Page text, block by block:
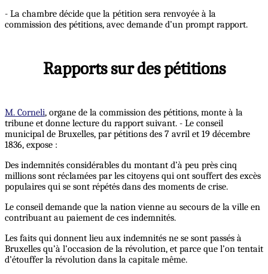
- La chambre décide que la pétition sera renvoyée à la
commission des pétitions, avec demande d’un prompt rapport.
Rapports sur des pétitions
M. Corneli, organe de la commission des pétitions, monte à la
tribune et donne lecture du rapport suivant. - Le conseil
municipal de Bruxelles, par pétitions des 7 avril et 19 décembre
1836, expose :
Des indemnités considérables du montant d’à peu près cinq
millions sont réclamées par les citoyens qui ont souffert des excès
populaires qui se sont répétés dans des moments de crise.
Le conseil demande que la nation vienne au secours de la ville en
contribuant au paiement de ces indemnités.
Les faits qui donnent lieu aux indemnités ne se sont passés à
Bruxelles qu’à l’occasion de la révolution, et parce que l’on tentait
d’étouffer la révolution dans la capitale même.